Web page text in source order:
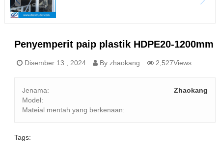
Penyemperit paip plastik HDPE20-1200mm
Disember 13 , 2024 By zhaokang 2,527Views
Jenama:
Zhaokang
Model:
Mateial mentah yang berkenaan:
Tags: